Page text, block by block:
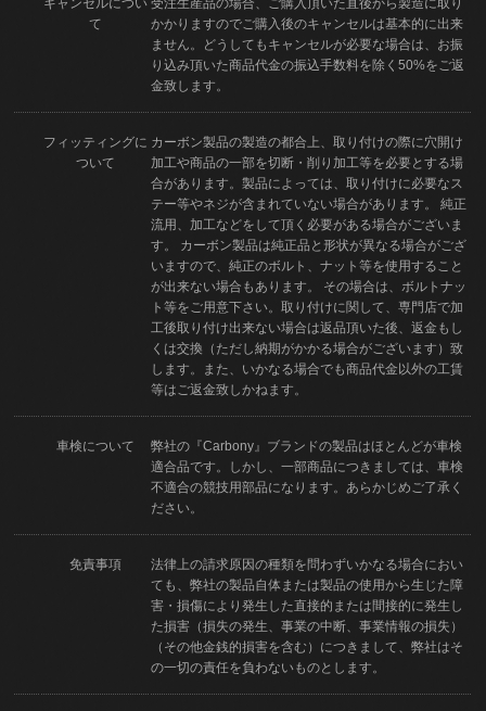
て
かかりますのでご購入後のキャンセルは基本的に出来
ません。どうしてもキャンセルが必要な場合は、お振
り込み頂いた商品代金の振込手数料を除く50%をご返
金致します。
フィッティングに
ついて
カーボン製品の製造の都合上、取り付けの際に穴開け
加工や商品の一部を切断・削り加工等を必要とする場
合があります。製品によっては、取り付けに必要なス
テー等やネジが含まれていない場合があります。 純正
流用、加工などをして頂く必要がある場合がございま
す。 カーボン製品は純正品と形状が異なる場合がござ
いますので、純正のボルト、ナット等を使用すること
が出来ない場合もあります。 その場合は、ボルトナッ
ト等をご用意下さい。取り付けに関して、専門店で加
工後取り付け出来ない場合は返品頂いた後、返金もし
くは交換（ただし納期がかかる場合がございます）致
します。また、いかなる場合でも商品代金以外の工賃
等はご返金致しかねます。
車検について
弊社の『Carbony』ブランドの製品はほとんどが車検
適合品です。しかし、一部商品につきましては、車検
不適合の競技用部品になります。あらかじめご了承く
ださい。
免責事項
法律上の請求原因の種類を問わずいかなる場合におい
ても、弊社の製品自体または製品の使用から生じた障
害・損傷により発生した直接的または間接的に発生し
た損害（損失の発生、事業の中断、事業情報の損失）
（その他金銭的損害を含む）につきまして、弊社はそ
の一切の責任を負わないものとします。